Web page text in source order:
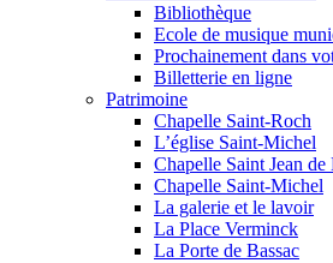
Bibliothèque
Ecole de musique
Prochainement dans
Billetterie en ligne
Patrimoine
Chapelle Saint-Roch
L’église Saint-Michel
Chapelle Saint Jean de
Chapelle Saint-Michel
La galerie et le lavoir
La Place Verminck
La Porte de Bassac